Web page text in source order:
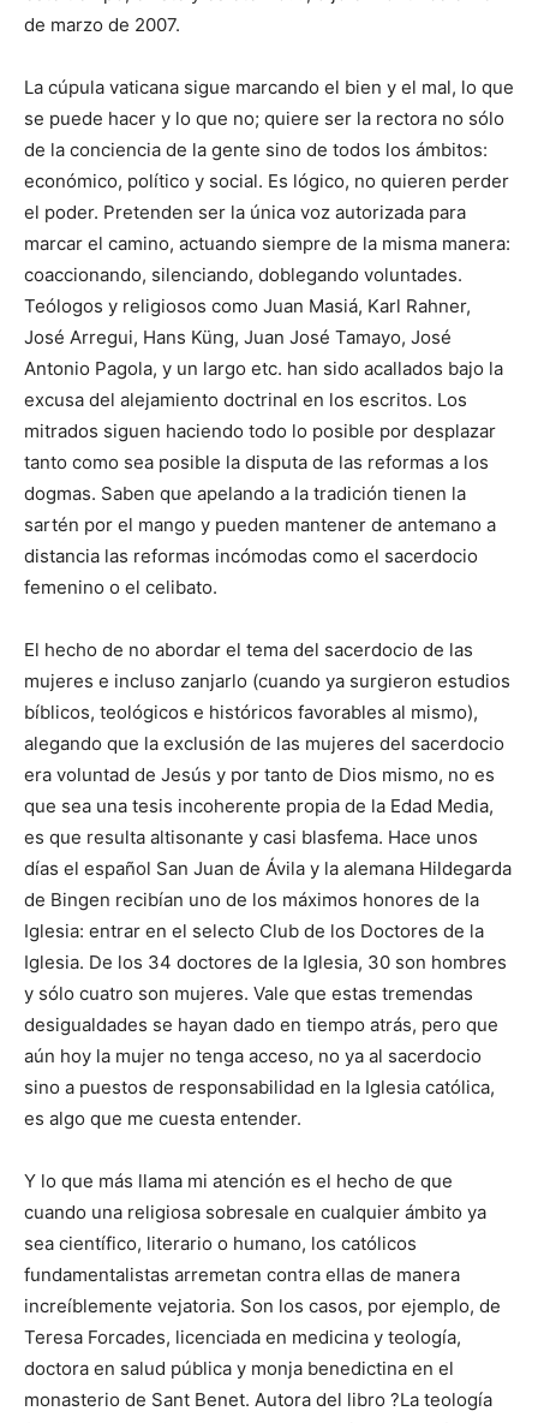
de marzo de 2007.
La cúpula vaticana sigue marcando el bien y el mal, lo que
se puede hacer y lo que no; quiere ser la rectora no sólo
de la conciencia de la gente sino de todos los ámbitos:
económico, político y social. Es lógico, no quieren perder
el poder. Pretenden ser la única voz autorizada para
marcar el camino, actuando siempre de la misma manera:
coaccionando, silenciando, doblegando voluntades.
Teólogos y religiosos como Juan Masiá, Karl Rahner,
José Arregui, Hans Küng, Juan José Tamayo, José
Antonio Pagola, y un largo etc. han sido acallados bajo la
excusa del alejamiento doctrinal en los escritos. Los
mitrados siguen haciendo todo lo posible por desplazar
tanto como sea posible la disputa de las reformas a los
dogmas. Saben que apelando a la tradición tienen la
sartén por el mango y pueden mantener de antemano a
distancia las reformas incómodas como el sacerdocio
femenino o el celibato.
El hecho de no abordar el tema del sacerdocio de las
mujeres e incluso zanjarlo (cuando ya surgieron estudios
bíblicos, teológicos e históricos favorables al mismo),
alegando que la exclusión de las mujeres del sacerdocio
era voluntad de Jesús y por tanto de Dios mismo, no es
que sea una tesis incoherente propia de la Edad Media,
es que resulta altisonante y casi blasfema. Hace unos
días el español San Juan de Ávila y la alemana Hildegarda
de Bingen recibían uno de los máximos honores de la
Iglesia: entrar en el selecto Club de los Doctores de la
Iglesia. De los 34 doctores de la Iglesia, 30 son hombres
y sólo cuatro son mujeres. Vale que estas tremendas
desigualdades se hayan dado en tiempo atrás, pero que
aún hoy la mujer no tenga acceso, no ya al sacerdocio
sino a puestos de responsabilidad en la Iglesia católica,
es algo que me cuesta entender.
Y lo que más llama mi atención es el hecho de que
cuando una religiosa sobresale en cualquier ámbito ya
sea científico, literario o humano, los católicos
fundamentalistas arremetan contra ellas de manera
increíblemente vejatoria. Son los casos, por ejemplo, de
Teresa Forcades, licenciada en medicina y teología,
doctora en salud pública y monja benedictina en el
monasterio de Sant Benet. Autora del libro ?La teología